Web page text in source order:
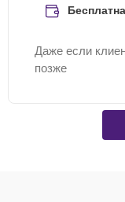
Даже если
позже